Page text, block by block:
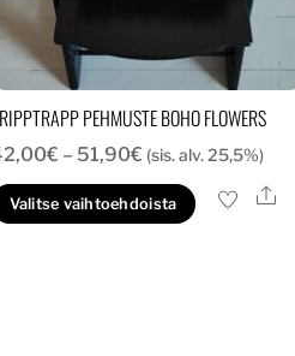
PEHMUSTE BOHO FLOWERS
€ – 51,90€ Hintaluokka:
42,00€
(sis. alv. 25,5%)
Valitse vaihtoehdoista
Tällä
Ale